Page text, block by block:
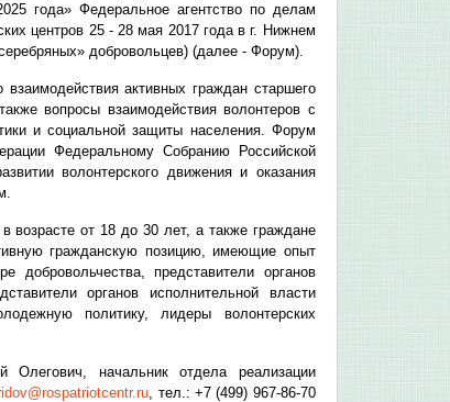
года» Федеральное агентство по делам
центров 25 - 28 мая 2017 года в г. Нижнем
добровольцев) (далее - Форум).
активных граждан старшего
вопросы взаимодействия волонтеров с
и социальной защиты населения. Форум
Федеральному Собранию Российской
волонтерского движения и оказания
возрасте от 18 до 30 лет, а также граждане
гражданскую позицию, имеющие опыт
добровольчества, представители органов
органов исполнительной власти
политику, лидеры волонтерских
начальник отдела реализации
, тел.: +7 (499) 967-86-70